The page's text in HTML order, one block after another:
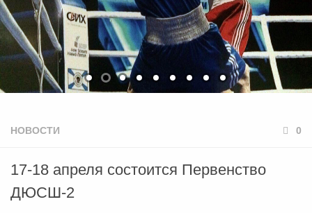
НОВОСТИ 0
17-18 апреля состоится Первенство
ДЮСШ-2